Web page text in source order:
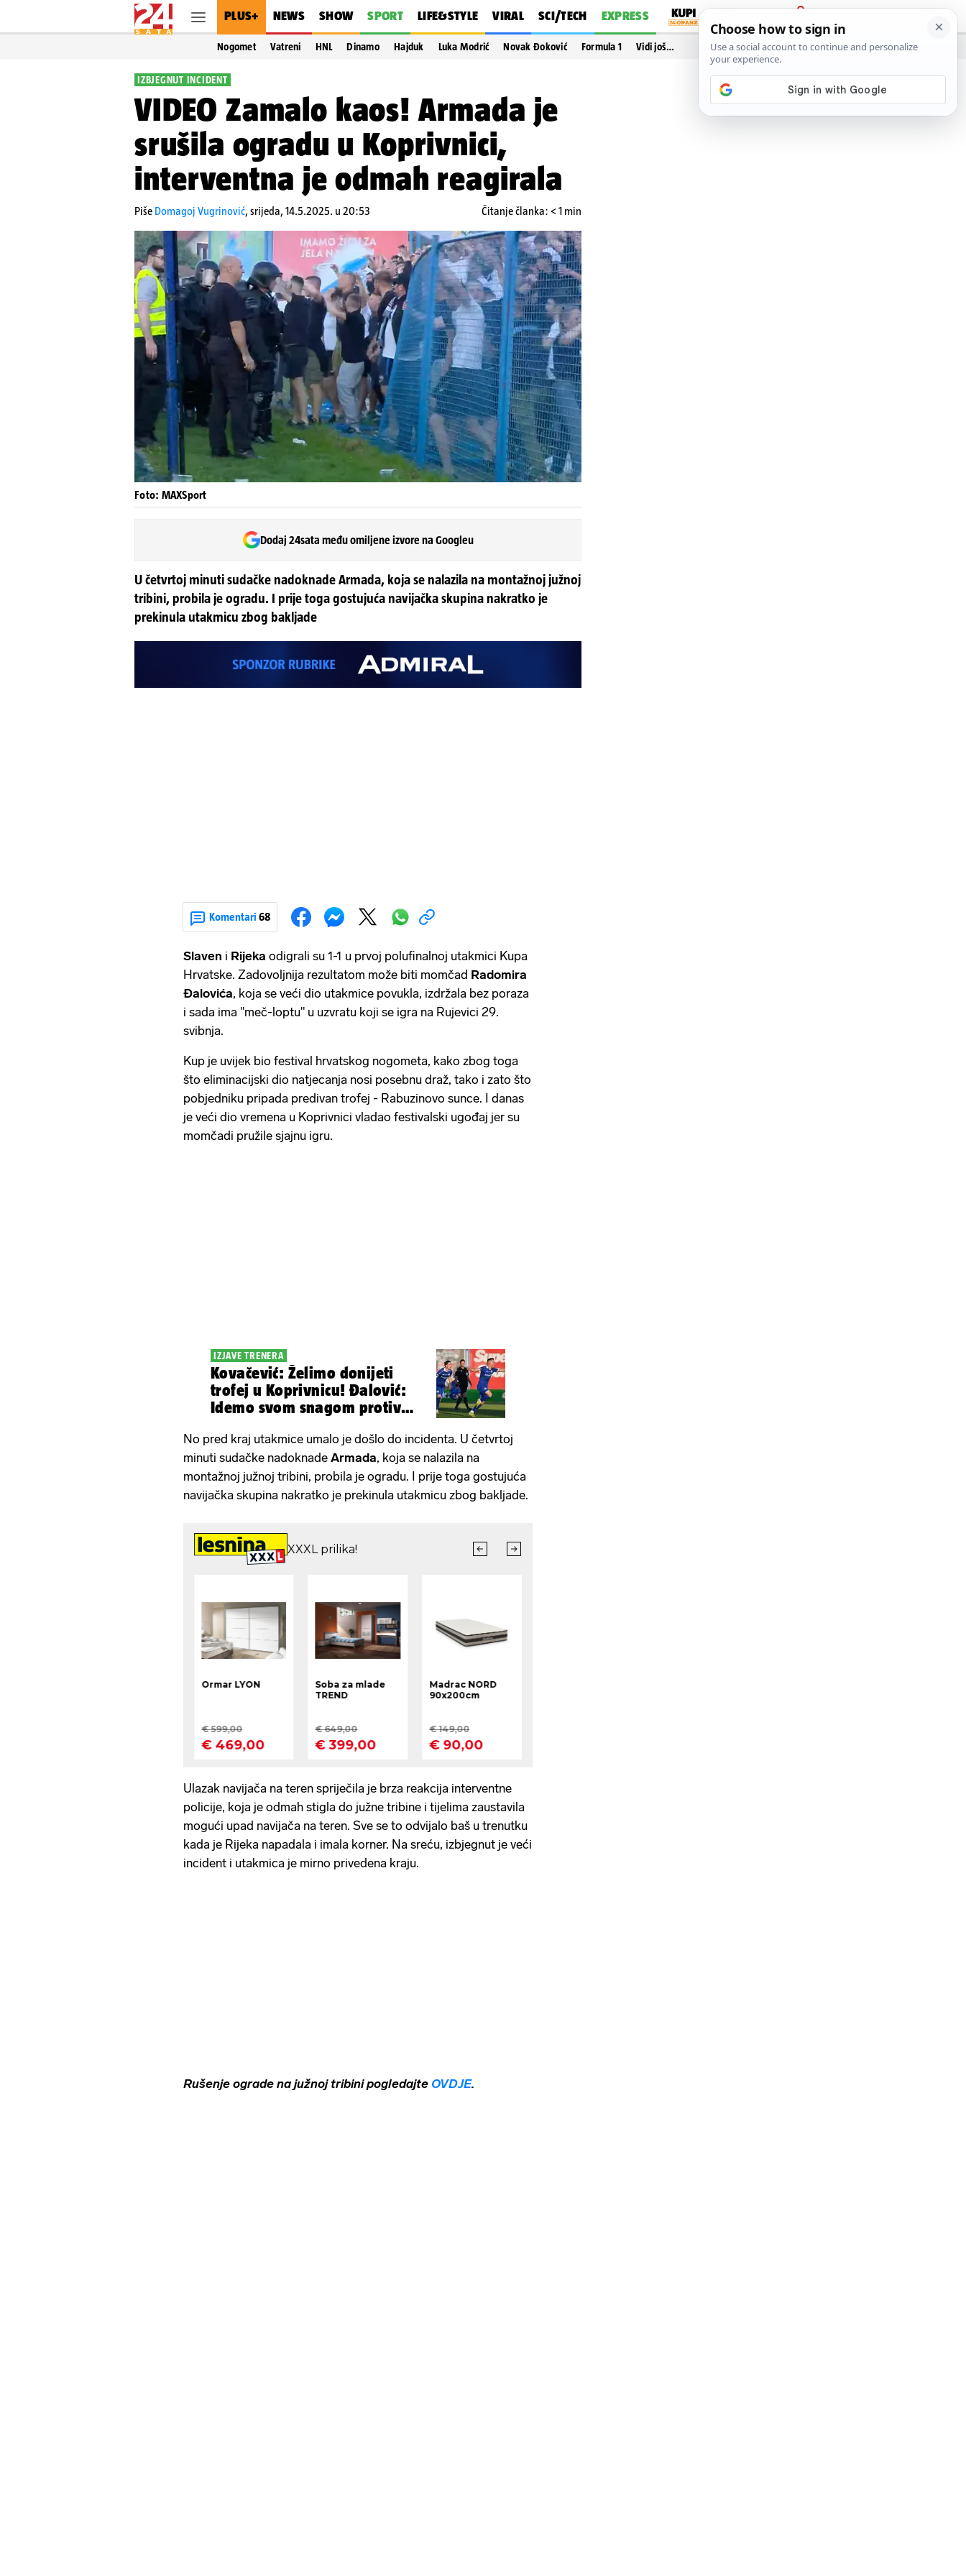
PLUS+ NEWS SHOW SPORT LIFE&STYLE VIRAL SCI/TECH EXPRESS
PRIJAVA
Nogomet Vatreni HNL Dinamo Hajduk Luka Modrić Novak Đoković Formula 1 Vidi još…
IZBJEGNUT INCIDENT
VIDEO Zamalo kaos! Armada je
srušila ogradu u Koprivnici,
interventna je odmah reagirala
Piše Domagoj Vugrinović,srijeda, 14.5.2025. u 20:53 Čitanje članka: < 1 min
Foto: MAXSport
Dodaj 24sata među omiljene izvore na Googleu
U četvrtoj minuti sudačke nadoknade Armada, koja se nalazila na montažnoj južnoj
tribini, probila je ogradu. I prije toga gostujuća navijačka skupina nakratko je
prekinula utakmicu zbog bakljade
Komentari 68
Slaven i Rijeka odigrali su 1-1 u prvoj polufinalnoj utakmici Kupa
Hrvatske. Zadovoljnija rezultatom može biti momčad Radomira
Đalovića, koja se veći dio utakmice povukla, izdržala bez poraza
i sada ima "meč-loptu" u uzvratu koji se igra na Rujevici 29.
svibnja.
Kup je uvijek bio festival hrvatskog nogometa, kako zbog toga
što eliminacijski dio natjecanja nosi posebnu draž, tako i zato što
pobjedniku pripada predivan trofej - Rabuzinovo sunce. I danas
je veći dio vremena u Koprivnici vladao festivalski ugođaj jer su
momčadi pružile sjajnu igru.
IZJAVE TRENERA
Kovačević: Želimo donijeti
trofej u Koprivnicu! Đalović:
Idemo svom snagom protiv
No pred kraj utakmice umalo je došlo do incidenta. U četvrtoj
minuti sudačke nadoknade Armada, koja se nalazila na
montažnoj južnoj tribini, probila je ogradu. I prije toga gostujuća
navijačka skupina nakratko je prekinula utakmicu zbog bakljade.
Ulazak navijača na teren spriječila je brza reakcija interventne
policije, koja je odmah stigla do južne tribine i tijelima zaustavila
mogući upad navijača na teren. Sve se to odvijalo baš u trenutku
kada je Rijeka napadala i imala korner. Na sreću, izbjegnut je veći
incident i utakmica je mirno privedena kraju.
Rušenje ograde na južnoj tribini pogledajte OVDJE.